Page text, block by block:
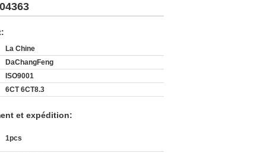
La Chine
DaChangFeng
ISO9001
6CT 6CT8.3
et expédition:
1pcs